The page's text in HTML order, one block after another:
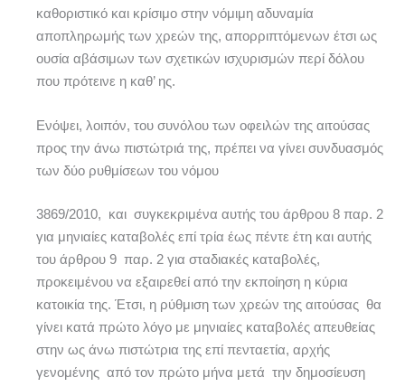
καθοριστικό και κρίσιμο στην νόμιμη αδυναμία
αποπληρωμής των χρεών της, απορριπτόμενων έτσι ως
ουσία αβάσιμων των σχετικών ισχυρισμών περί δόλου
που πρότεινε η καθ’ ης.
Ενόψει, λοιπόν, του συνόλου των οφειλών της αιτούσας
προς την άνω πιστώτριά της, πρέπει να γίνει συνδυασμός
των δύο ρυθμίσεων του νόμου
3869/2010, και συγκεκριμένα αυτής του άρθρου 8 παρ. 2
για μηνιαίες καταβολές επί τρία έως πέντε έτη και αυτής
του άρθρου 9 παρ. 2 για σταδιακές καταβολές,
προκειμένου να εξαιρεθεί από την εκποίηση η κύρια
κατοικία της. Έτσι, η ρύθμιση των χρεών της αιτούσας θα
γίνει κατά πρώτο λόγο με μηνιαίες καταβολές απευθείας
στην ως άνω πιστώτρια της επί πενταετία, αρχής
γενομένης από τον πρώτο μήνα μετά την δημοσίευση